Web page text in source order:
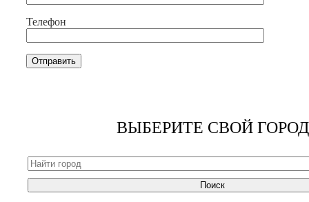
Телефон
ВЫБЕРИТЕ СВОЙ ГОРОД
Поиск